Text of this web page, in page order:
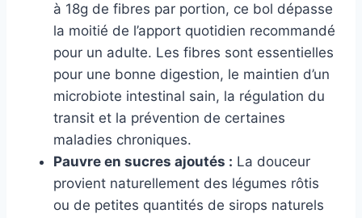
à 18g de fibres par portion, ce bol dépasse
la moitié de l’apport quotidien recommandé
pour un adulte. Les fibres sont essentielles
pour une bonne digestion, le maintien d’un
microbiote intestinal sain, la régulation du
transit et la prévention de certaines
maladies chroniques.
Pauvre en sucres ajoutés : La douceur
provient naturellement des légumes rôtis
ou de petites quantités de sirops naturels